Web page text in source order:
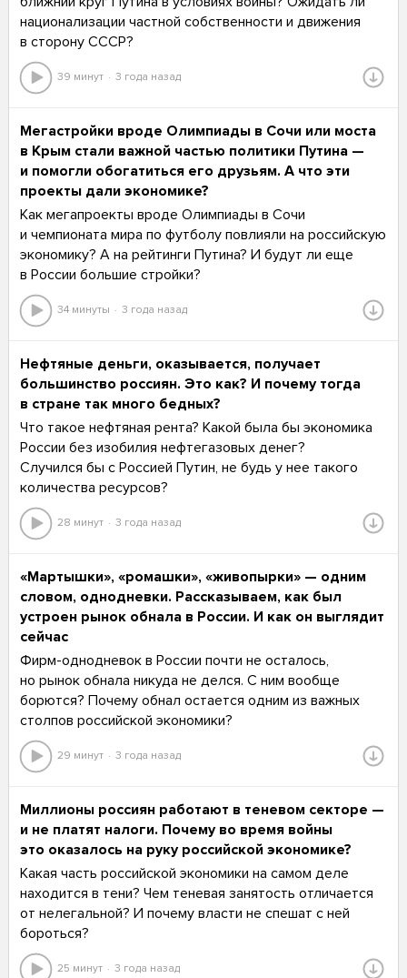
национализации частной собственности и движения
в сторону СССР?
39 минут 3 года назад
Мегастройки вроде Олимпиады в Сочи или моста
в Крым стали важной частью политики Путина —
и помогли обогатиться его друзьям. А что эти
проекты дали экономике?
Как мегапроекты вроде Олимпиады в Сочи
и чемпионата мира по футболу повлияли на российскую
экономику? А на рейтинги Путина? И будут ли еще
в России большие стройки?
34 минуты 3 года назад
Нефтяные деньги, оказывается, получает
большинство россиян. Это как? И почему тогда
в стране так много бедных?
Что такое нефтяная рента? Какой была бы экономика
России без изобилия нефтегазовых денег?
Случился бы с Россией Путин, не будь у нее такого
количества ресурсов?
28 минут 3 года назад
«Мартышки», «ромашки», «живопырки» — одним
словом, однодневки. Рассказываем, как был
устроен рынок обнала в России. И как он выглядит
сейчас
Фирм-однодневок в России почти не осталось,
но рынок обнала никуда не делся. С ним вообще
борются? Почему обнал остается одним из важных
столпов российской экономики?
29 минут 3 года назад
Миллионы россиян работают в теневом секторе —
и не платят налоги. Почему во время войны
это оказалось на руку российской экономике?
Какая часть российской экономики на самом деле
находится в тени? Чем теневая занятость отличается
от нелегальной? И почему власти не спешат с ней
бороться?
25 минут 3 года назад